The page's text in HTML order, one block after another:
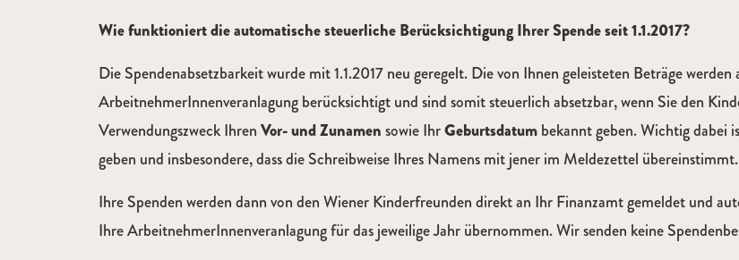
Wie funktioniert die automatische steuerliche Berücksichtigung Ihrer Spende seit 1.1.2017?
Die Spendenabsetzbarkeit wurde mit 1.1.2017 neu geregelt. Die von Ihnen geleisteten Beträge
ArbeitnehmerInnenveranlagung berücksichtigt und sind somit steuerlich absetzbar, wenn Sie den
Verwendungszweck IhrenVor- und Zunamensowie IhrGeburtsdatumbekannt geben. Wichtig dabei
geben und insbesondere, dass die Schreibweise Ihres Namens mit jener im Meldezettel übereinstimmt.
Ihre Spenden werden dann von den Wiener Kinderfreunden direkt an Ihr Finanzamt gemeldet und
Ihre ArbeitnehmerInnenveranlagung für das jeweilige Jahr übernommen. Wir senden keine